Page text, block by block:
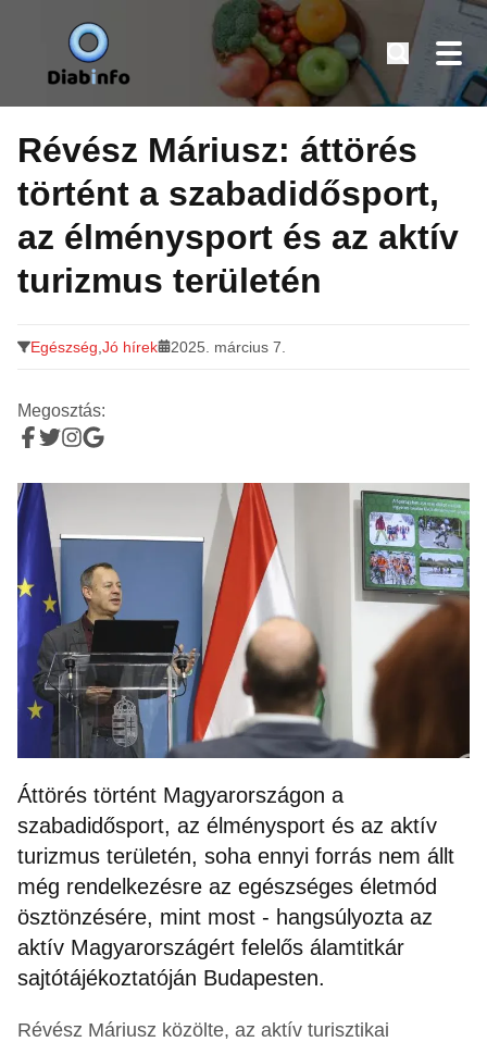
Tovább
tartalomra
Diabinfo.hu – Információk cukorbetegeknek
Révész Máriusz: áttörés
történt a szabadidősport,
az élménysport és az aktív
turizmus területén
Egészség Jó hírek 2025. március 7.
Megosztás:
Áttörés történt Magyarországon a
szabadidősport, az élménysport és az aktív
turizmus területén, soha ennyi forrás nem állt
még rendelkezésre az egészséges életmód
ösztönzésére, mint most - hangsúlyozta az
aktív Magyarországért felelős álamtitkár
sajtótájékoztatóján Budapesten.
Révész Máriusz közölte, az aktív turisztikai